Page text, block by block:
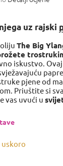
uskoro
uz rajski
The Big
iskustvo. Ovaj
pjene od
Priuštite si
vas uvući u